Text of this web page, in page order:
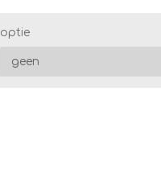
optie